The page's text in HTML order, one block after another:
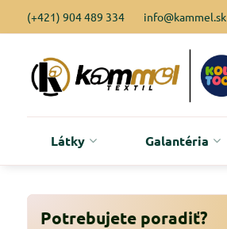
(+421) 904 489 334 info@kammel.sk
Látky Galantéria
Potrebujete poradiť?